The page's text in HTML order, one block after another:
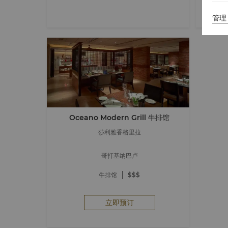
Oceano Modern Grill 牛排馆
莎利雅香格里拉
哥打基纳巴卢
牛排馆 $$$
立即预订
管